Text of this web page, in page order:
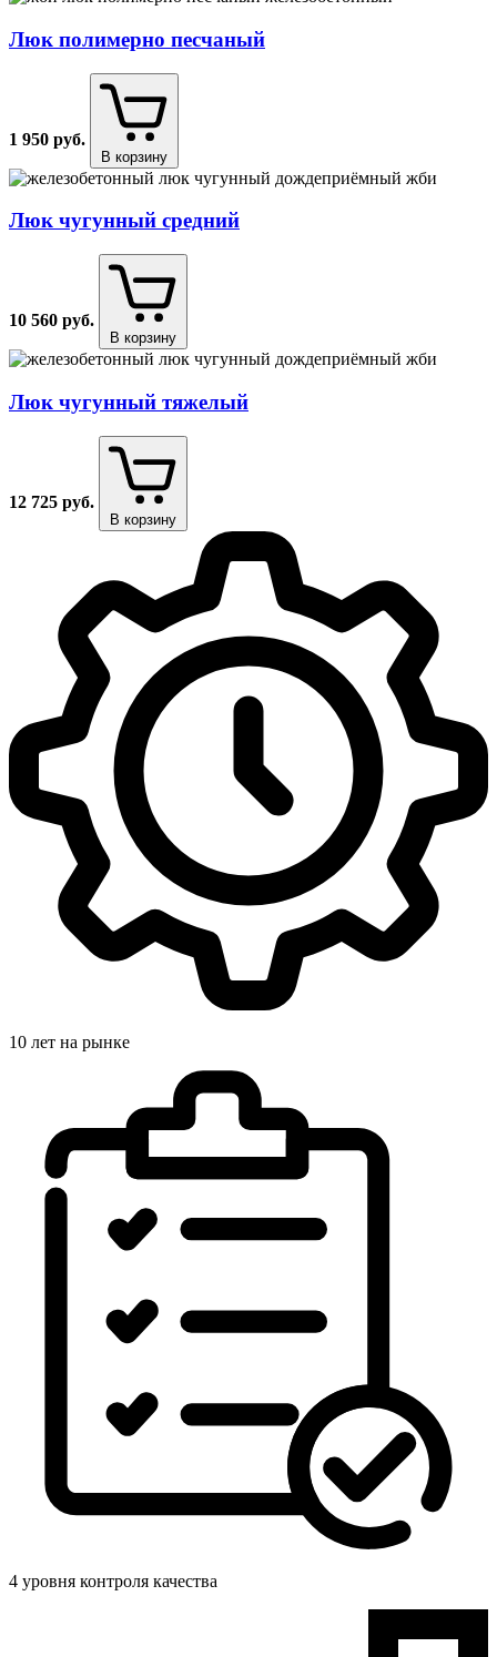
Люк полимерно песчаный
1 950 руб.
В корзину
Люк чугунный средний
10 560 руб.
В корзину
Люк чугунный тяжелый
12 725 руб.
В корзину
10 лет на рынке
4 уровня контроля качества